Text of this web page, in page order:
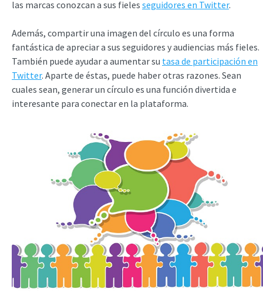
las marcas conozcan a sus fieles seguidores en Twitter.
Además, compartir una imagen del círculo es una forma
fantástica de apreciar a sus seguidores y audiencias más fieles.
También puede ayudar a aumentar su tasa de participación en
Twitter. Aparte de éstas, puede haber otras razones. Sean
cuales sean, generar un círculo es una función divertida e
interesante para conectar en la plataforma.